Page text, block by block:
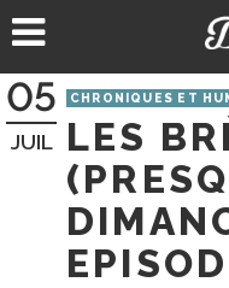
au
05
JUIL
CHRONIQUES ET
LES